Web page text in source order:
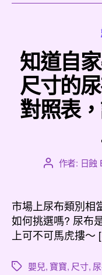
知道自
尺寸的
對照表
文
者
作者: 日蝕
市場上尿布類別相
如何挑選嗎? 尿布
上可不可馬虎摟
標
嬰兒, 寶寶, 尺寸,